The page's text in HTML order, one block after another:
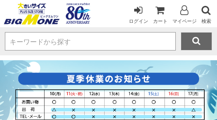
ログイン カート マイページ 検索
キーワードから探す